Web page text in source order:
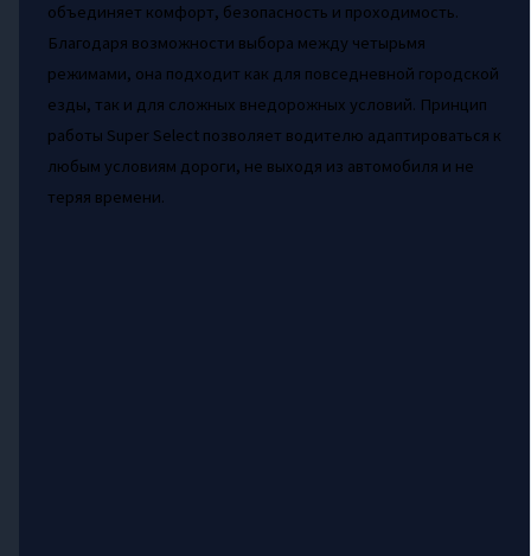
объединяет комфорт, безопасность и проходимость.
Благодаря возможности выбора между четырьмя
режимами, она подходит как для повседневной городской
езды, так и для сложных внедорожных условий. Принцип
работы Super Select позволяет водителю адаптироваться к
любым условиям дороги, не выходя из автомобиля и не
теряя времени.